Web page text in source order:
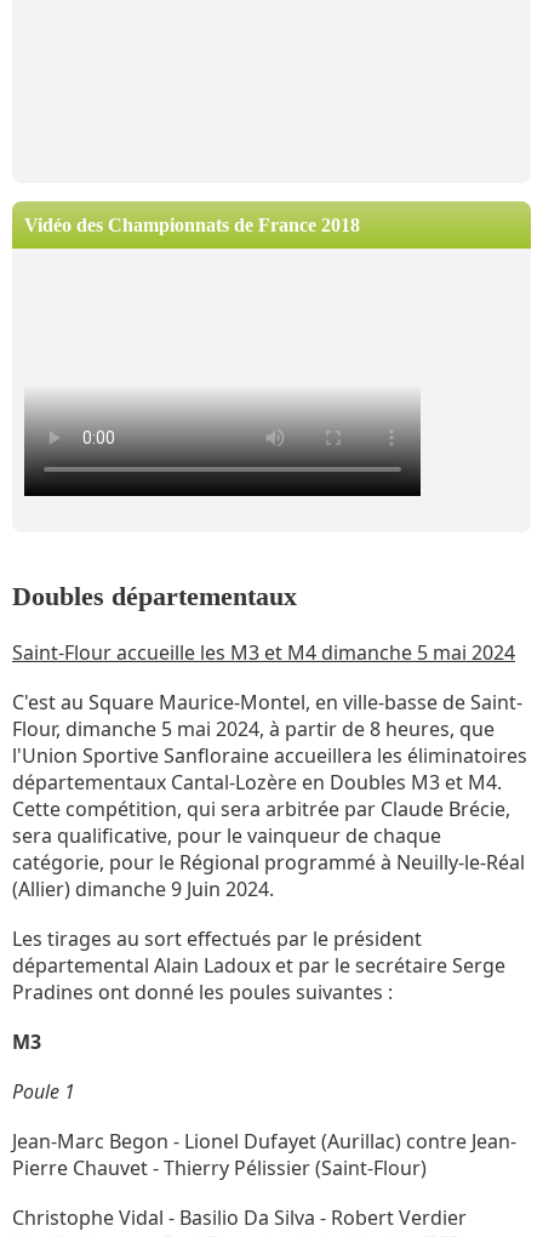
Vidéo des Championnats de France 2018
Doubles départementaux
Saint-Flour accueille les M3 et M4 dimanche 5 mai 2024
C'est au Square Maurice-Montel, en ville-basse de Saint-
Flour, dimanche 5 mai 2024, à partir de 8 heures, que
l'Union Sportive Sanfloraine accueillera les éliminatoires
départementaux Cantal-Lozère en Doubles M3 et M4.
Cette compétition, qui sera arbitrée par Claude Brécie,
sera qualificative, pour le vainqueur de chaque
catégorie, pour le Régional programmé à Neuilly-le-Réal
(Allier) dimanche 9 Juin 2024.
Les tirages au sort effectués par le président
départemental Alain Ladoux et par le secrétaire Serge
Pradines ont donné les poules suivantes :
M3
Poule 1
Jean-Marc Begon - Lionel Dufayet (Aurillac) contre Jean-
Pierre Chauvet - Thierry Pélissier (Saint-Flour)
Christophe Vidal - Basilio Da Silva - Robert Verdier